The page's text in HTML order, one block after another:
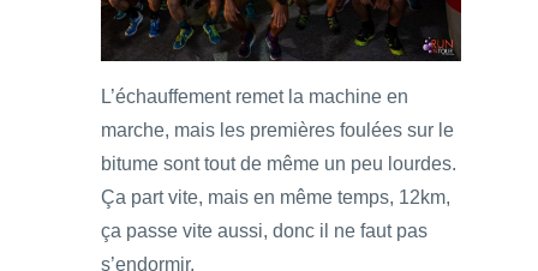
L’échauffement remet la machine en
marche, mais les premières foulées sur le
bitume sont tout de même un peu lourdes.
Ça part vite, mais en même temps, 12km,
ça passe vite aussi, donc il ne faut pas
s’endormir.